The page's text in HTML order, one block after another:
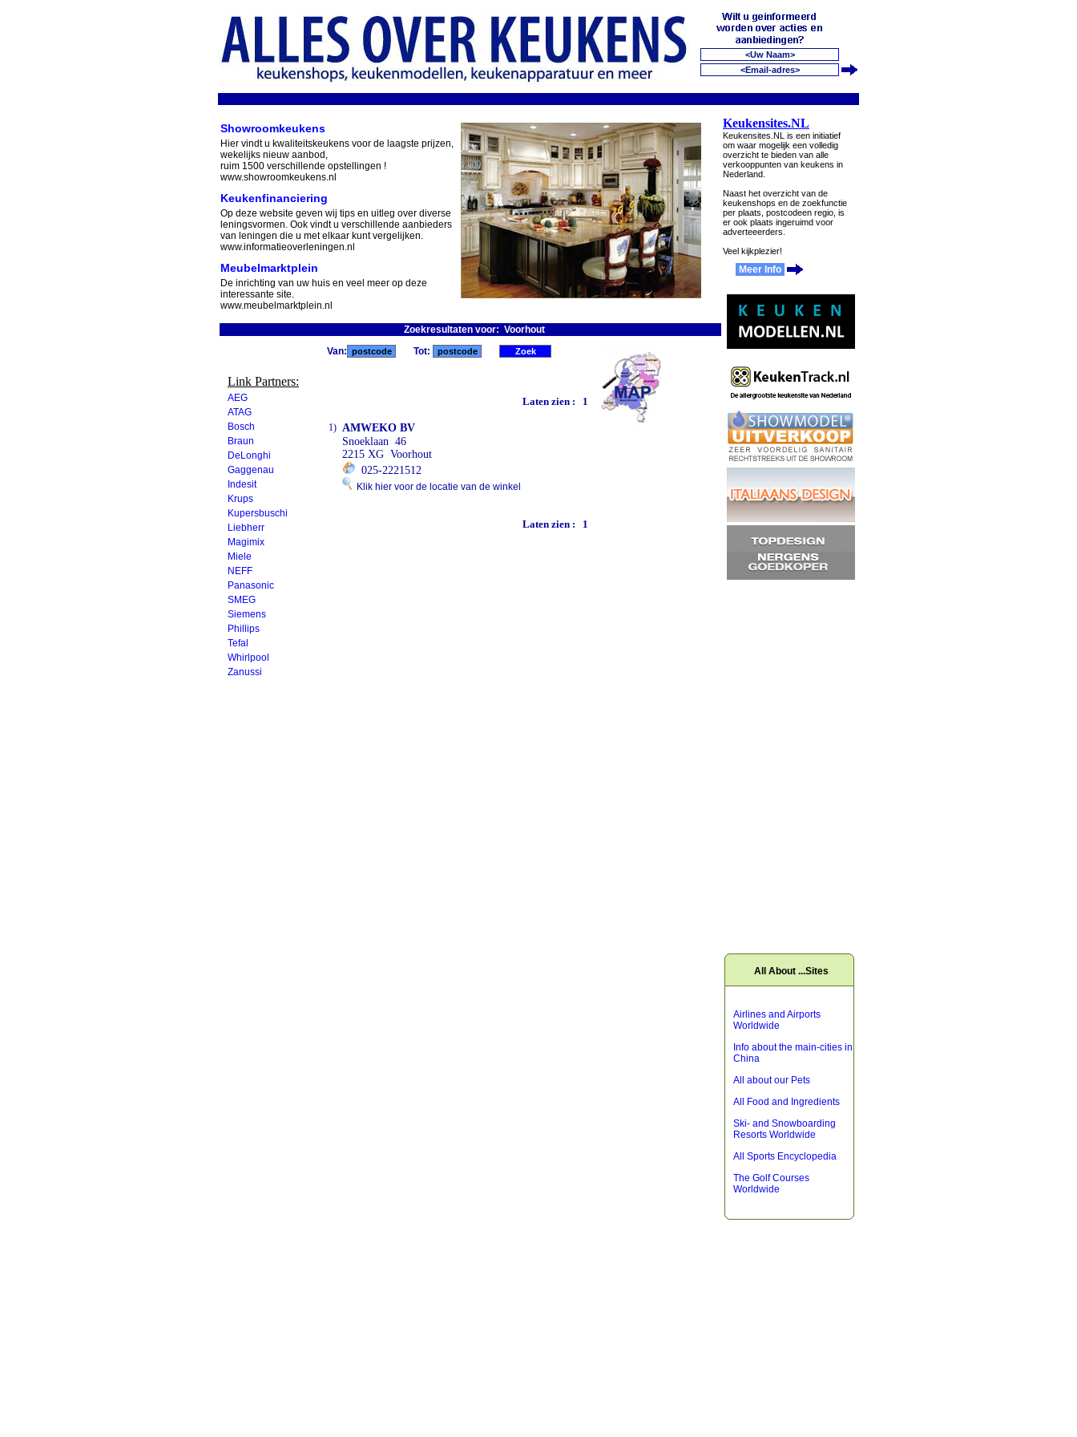
Showroomkeukens
Hier vindt u kwaliteitskeukens voor de laagste prijzen,
wekelijks nieuw aanbod,
ruim 1500 verschillende opstellingen !
www.showroomkeukens.nl
Keukenfinanciering
Op deze website geven wij tips en uitleg over diverse
leningsvormen. Ook vindt u verschillende aanbieders
van leningen die u met elkaar kunt vergelijken.
www.informatieoverleningen.nl
Meubelmarktplein
De inrichting van uw huis en veel meer op deze
interessante site.
www.meubelmarktplein.nl
Zoekresultaten voor: Voorhout
Link Partners:
AEG
ATAG
Bosch
Braun
DeLonghi
Gaggenau
Indesit
Krups
Kupersbuschi
Liebherr
Magimix
Miele
NEFF
Panasonic
SMEG
Siemens
Phillips
Tefal
Whirlpool
Zanussi
Van: Tot:
Laten zien : 1
1) AMWEKO BV
Snoeklaan 46
2215 XG Voorhout
025-2221512
Klik hier voor de locatie van de winkel
Laten zien : 1
Keukensites.NL
Keukensites.NL is een initiatief
om waar mogelijk een volledig
overzicht te bieden van alle
verkooppunten van keukens in
Nederland.
Naast het overzicht van de
keukenshops en de zoekfunctie
per plaats, postcodeen regio, is
er ook plaats ingeruimd voor
adverteeerders.
Veel kijkplezier!
Meer Info
All About ...Sites
Airlines and Airports
Worldwide
Info about the main-cities in
China
All about our Pets
All Food and Ingredients
Ski- and Snowboarding
Resorts Worldwide
All Sports Encyclopedia
The Golf Courses
Worldwide